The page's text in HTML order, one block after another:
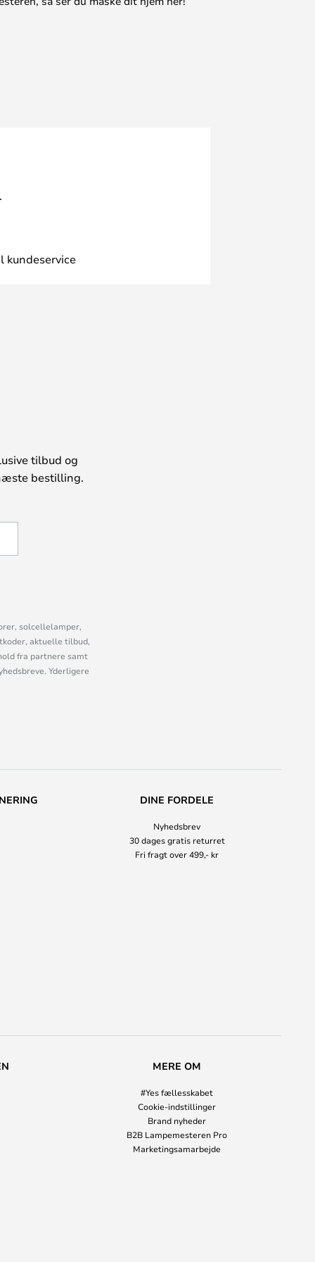
kundeservice
tilbud og
bestilling.
solcellelamper,
aktuelle tilbud,
fra partnere samt
Yderligere
DINE FORDELE
Nyhedsbrev
30 dages gratis returret
Fri fragt over 499,- kr
MERE OM
#Yes fællesskabet
Cookie-indstillinger
Brand nyheder
B2B Lampemesteren Pro
Marketingsamarbejde